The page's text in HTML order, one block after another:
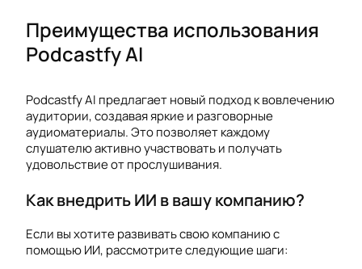
Преимущества использования
Podcastfy AI
Podcastfy AI предлагает новый подход к вовлечению
аудитории, создавая яркие и разговорные
аудиоматериалы. Это позволяет каждому
слушателю активно участвовать и получать
удовольствие от прослушивания.
Как внедрить ИИ в вашу компанию?
Если вы хотите развивать свою компанию с
помощью ИИ, рассмотрите следующие шаги: